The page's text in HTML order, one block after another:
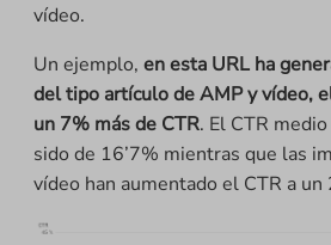
vídeo.
Un ejemplo, en esta URL ha
del tipo artículo de AMP y vídeo,
un 7% más de CTR. El CTR
sido de 16’7% mientras que las
vídeo han aumentado el CTR a un